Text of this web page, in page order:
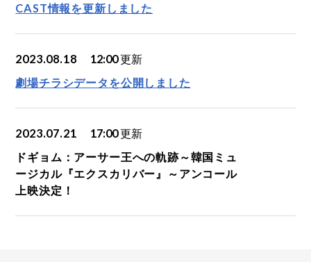
CAST情報を更新しました
2023.08.18 12:00更新
劇場チラシデータを公開しました
2023.07.21 17:00更新
ドギョム：アーサー王への軌跡～韓国ミュ
ージカル『エクスカリバー』～アンコール
上映決定！